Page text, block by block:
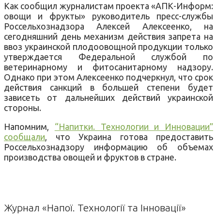
Как сообщил журналистам проекта «АПК-Информ:
овощи и фрукты» руководитель пресс-службы
Россельхознадзора Алексей Алексеенко, на
сегодняшний день механизм действия запрета на
ввоз украинской плодоовощной продукции только
утверждается Федеральной службой по
ветеринарному и фитосанитарному надзору.
Однако при этом Алексеенко подчеркнул, что срок
действия санкций в большей степени будет
зависеть от дальнейших действий украинской
стороны.
Напомним, “Напитки. Технологии и Инновации”
сообщали , что Украина готова предоставить
Россельхознадзору информацию об объемах
производства овощей и фруктов в стране.
Журнал «Напої. Технології та Інновації»